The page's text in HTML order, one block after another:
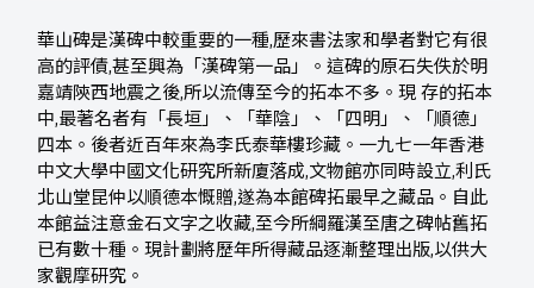
華山碑是漢碑中較重要的一種,歷來書法家和學者對它有很
高的評債,甚至興為「漢碑第一品」。這碑的原石失佚於明
嘉靖陝西地震之後,所以流傳至今的拓本不多。現 存的拓本
中,最著名者有「長垣」、「華陰」、「四明」、「順德」
四本。後者近百年來為李氏泰華樓珍藏。一九七一年香港
中文大學中國文化研究所新廈落成,文物館亦同時設立,利氏
北山堂昆仲以順德本慨贈,遂為本館碑拓最早之藏品。自此
本館益注意金石文字之收藏,至今所綱羅漢至唐之碑帖舊拓
已有數十種。現計劃將歷年所得藏品逐漸整理出版,以供大
家觀摩研究。